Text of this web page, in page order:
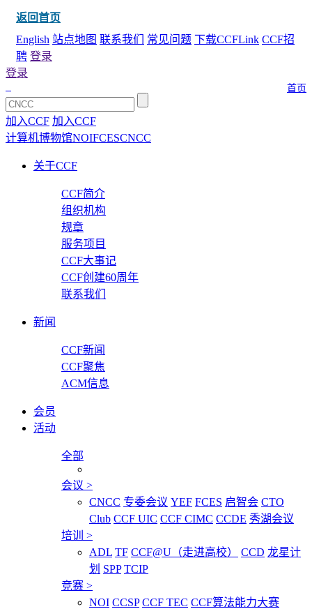
返回首页
English 站点地图 联系我们 常见问题 下载CCFLink CCF招
聘 登录
首页
登录
加入CCF 加入CCF
计算机博物馆NOIFCESCNCC
关于CCF
CCF简介
组织机构
规章
服务项目
CCF大事记
CCF创建60周年
联系我们
新闻
CCF新闻
CCF聚焦
ACM信息
会员
活动
全部
会议 >
CNCC 专委会议 YEF FCES 启智会 CTO
Club CCF UIC CCF CIMC CCDE 秀湖会议
培训 >
ADL TF CCF@U（走进高校） CCD 龙星计
划 SPP TCIP
竞赛 >
NOI CCSP CCF TEC CCF算法能力大赛